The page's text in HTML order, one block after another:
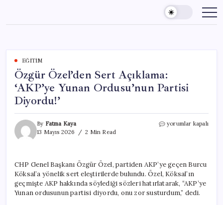
content
EĞITIM
Özgür Özel’den Sert Açıklama:
‘AKP’ye Yunan Ordusu’nun Partisi
Diyordu!’
By Fatma Kaya
13 Mayıs 2026
2 Min Read
Özgür
Yunan
Ordusu’nun
Partisi
Diyordu!’
yorumlar kapalı
CHP Genel Başkanı Özgür Özel, partiden AKP’ye geçen Burcu
Köksal’a yönelik sert eleştirilerde bulundu. Özel, Köksal’ın
geçmişte AKP hakkında söylediği sözleri hatırlatarak, “AKP’ye
Yunan ordusunun partisi diyordu, onu zor susturdum,” dedi.